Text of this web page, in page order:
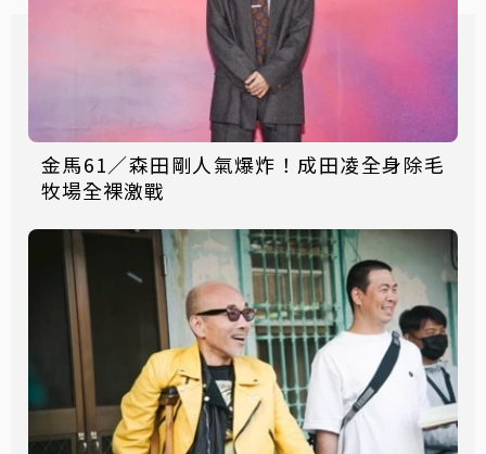
金馬61／森田剛人氣爆炸！成田凌全身除毛
牧場全裸激戰